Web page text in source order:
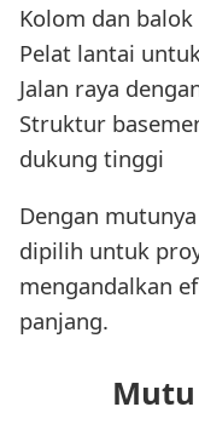
Kolom dan
Pelat lantai
Jalan raya
Struktur
dukung tinggi
Dengan
dipilih untuk
mengandalkan
panjang.
Mutu